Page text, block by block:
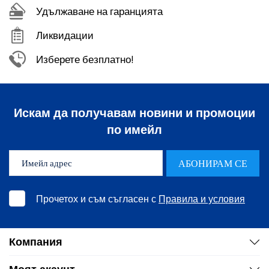
ефективността, от която се нуждаете, за да се справите
с лекота и с най-трудните задачи.
Удължаване на гаранцията
Ликвидации
Изберете безплатно!
Искам да получавам новини и промоции
по имейл
АБОНИРАМ СЕ
Прочетох и съм съгласен с Правила и условия
Компания